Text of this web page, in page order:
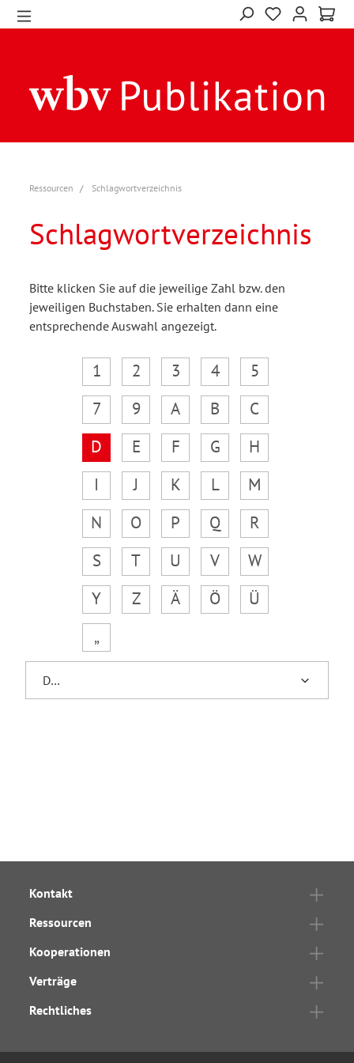
Ressourcen Schlagwortverzeichnis
Schlagwortverzeichnis
Bitte klicken Sie auf die jeweilige Zahl bzw. den
jeweiligen Buchstaben. Sie erhalten dann eine
entsprechende Auswahl angezeigt.
1 2 3 4
5
7
9 A B
C
D
E F G
H
I
J K L
M
N
O P Q
R
S
T U V
W
Y
Z Ä Ö
Ü
„
Kontakt
Ressourcen
Kooperationen
Verträge
Rechtliches